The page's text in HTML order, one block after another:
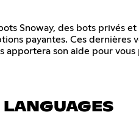
Snoway, des bots privés
payantes. Ces
apportera son aide pour